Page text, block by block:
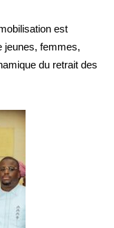
est
jeunes, femmes,
du retrait des